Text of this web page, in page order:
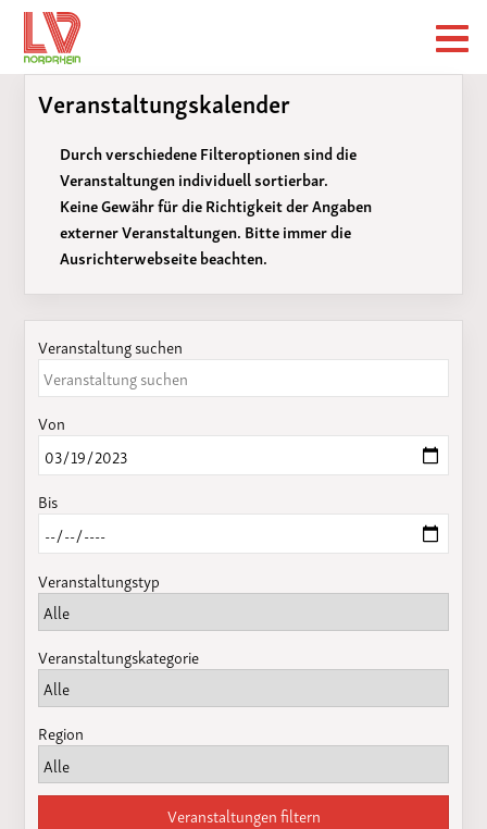
Veranstaltungskalender
Durch verschiedene Filteroptionen sind die
Veranstaltungen individuell sortierbar.
Keine Gewähr für die Richtigkeit der Angaben
externer Veranstaltungen. Bitte immer die
Ausrichterwebseite beachten.
Veranstaltung suchen
Von
Bis
Veranstaltungstyp
Veranstaltungskategorie
Region
Veranstaltungen filtern